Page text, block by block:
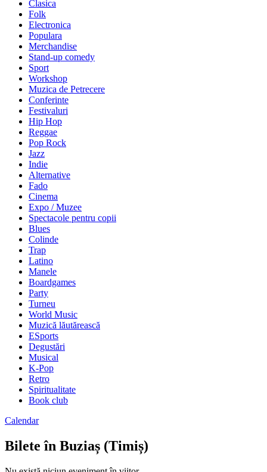
Clasica
Folk
Electronica
Populara
Merchandise
Stand-up comedy
Sport
Workshop
Muzica de Petrecere
Conferinte
Festivaluri
Hip Hop
Reggae
Pop Rock
Jazz
Indie
Alternative
Fado
Cinema
Expo / Muzee
Spectacole pentru copii
Blues
Colinde
Trap
Latino
Manele
Boardgames
Party
Turneu
World Music
Muzică lăutărească
ESports
Degustări
Musical
K-Pop
Retro
Spiritualitate
Book club
Calendar
Bilete în Buziaș (Timiș)